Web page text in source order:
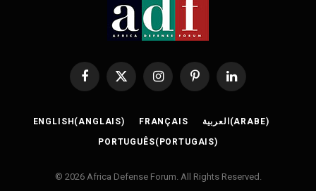
Facebook
X
InstagramPinterestLinkedIn
ENGLISH (ANGLAIS) FRANÇAIS العربية (ARABE)
PORTUGUÊS( PORTUGAIS)
© 2026 Africa Defense Forum. All Rights Reserved.